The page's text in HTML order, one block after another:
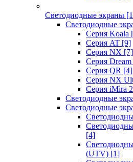
Светодиодные экраны
Светодиодные
Cерия Koala
Серия AT [9]
Серия NX [7]
Серия Dream
Серия QR [4]
Серия NX
Серия iMira 2
Светодиодные
Светодиодные
[4]
(UTV) [1]